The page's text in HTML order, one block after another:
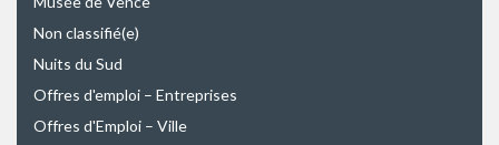
Non classifié(e)
Nuits du Sud
Offres d'emploi – Entreprises
Offres d'Emploi – Ville